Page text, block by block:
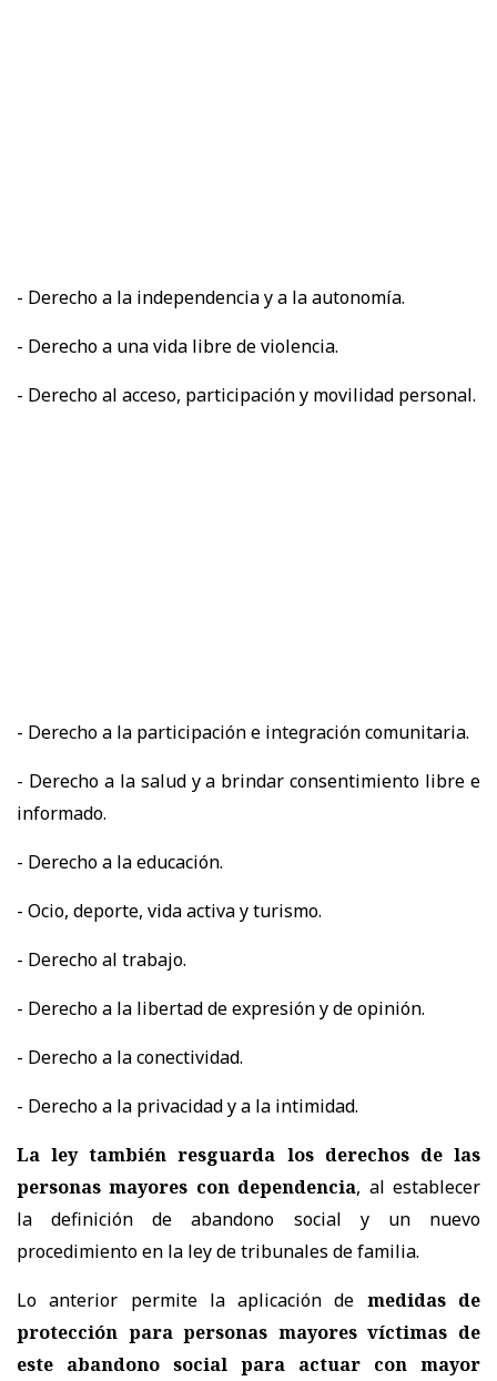
- Derecho a la independencia y a la autonomía.
- Derecho a una vida libre de violencia.
- Derecho al acceso, participación y movilidad personal.
- Derecho a la participación e integración comunitaria.
- Derecho a la salud y a brindar consentimiento libre e
informado.
- Derecho a la educación.
- Ocio, deporte, vida activa y turismo.
- Derecho al trabajo.
- Derecho a la libertad de expresión y de opinión.
- Derecho a la conectividad.
- Derecho a la privacidad y a la intimidad.
La ley también resguarda los derechos de las
personas mayores con dependencia, al establecer
la definición de abandono social y un nuevo
procedimiento en la ley de tribunales de familia.
Lo anterior permite la aplicación de medidas de
protección para personas mayores víctimas de
este abandono social para actuar con mayor